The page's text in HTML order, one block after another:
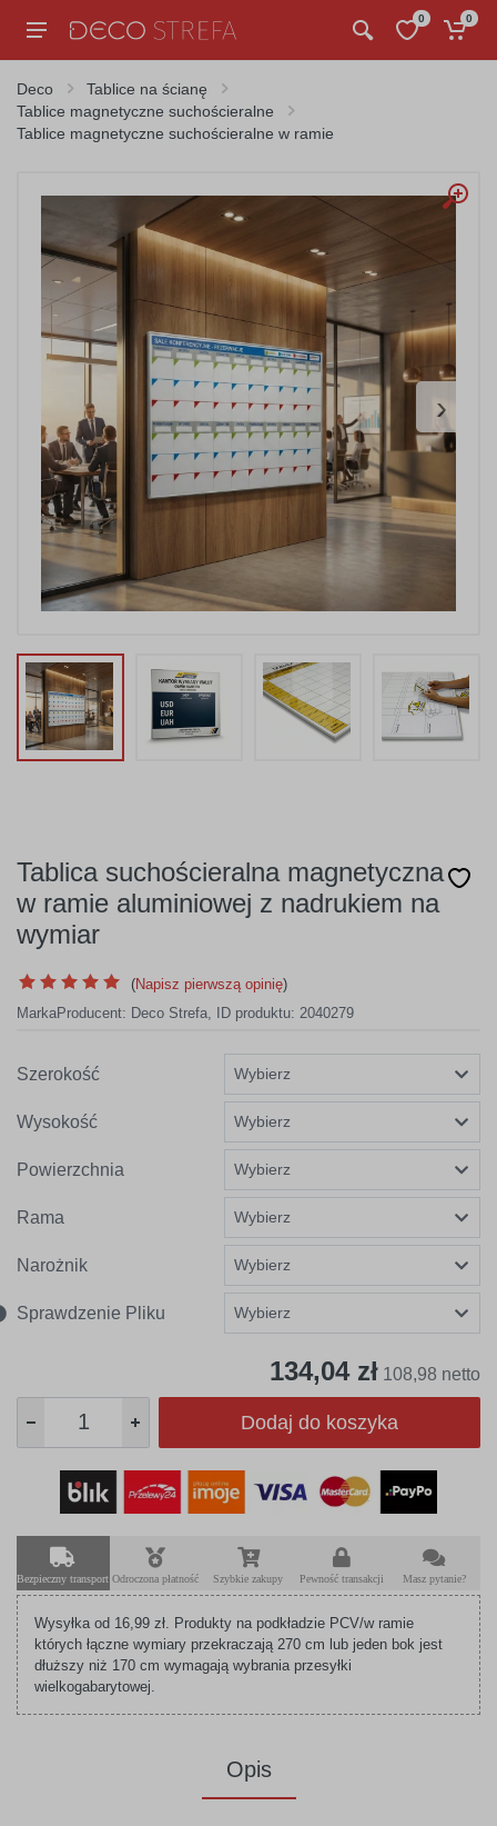
0 0
Deco
Tablice na ścianę
Tablice magnetyczne suchościeralne
Tablice magnetyczne suchościeralne w ramie
›
Tablica suchościeralna magnetyczna
w ramie aluminiowej z nadrukiem na
wymiar
(Napisz pierwszą opinię)
MarkaProducent: Deco Strefa, ID produktu: 2040279
Szerokość
Wysokość
Powierzchnia
Rama
Narożnik
Sprawdzenie Pliku
134,04 zł 108,98 netto
Dodaj do koszyka
Bezpieczny transport Odroczona płatność Szybkie zakupy Pewność transakcji Masz pytanie?
Wysyłka od 16,99 zł. Produkty na podkładzie PCV/w ramie
których łączne wymiary przekraczają 270 cm lub jeden bok jest
dłuższy niż 170 cm wymagają wybrania przesyłki
wielkogabarytowej.
Opis